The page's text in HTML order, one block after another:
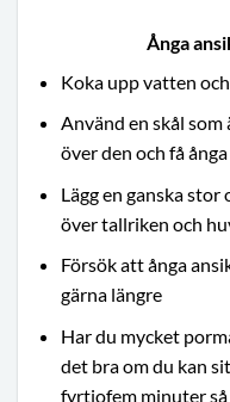
Ånga
Koka upp vatten
Använd en skål som
över den och få
Lägg en ganska stor
över tallriken och
Försök att ånga
gärna längre
Har du mycket
det bra om du kan
fyrtiofem minuter